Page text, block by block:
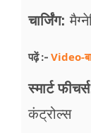
चार्जिंग:
पढ़ें :- Video-
स्मार्ट
कंट्रोल्स